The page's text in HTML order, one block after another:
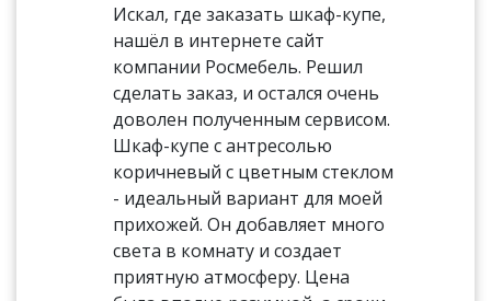
Искал, где заказать шкаф-купе,
нашёл в интернете сайт
компании Росмебель. Решил
сделать заказ, и остался очень
доволен полученным сервисом.
Шкаф-купе с антресолью
коричневый с цветным стеклом
- идеальный вариант для моей
прихожей. Он добавляет много
света в комнату и создает
приятную атмосферу. Цена